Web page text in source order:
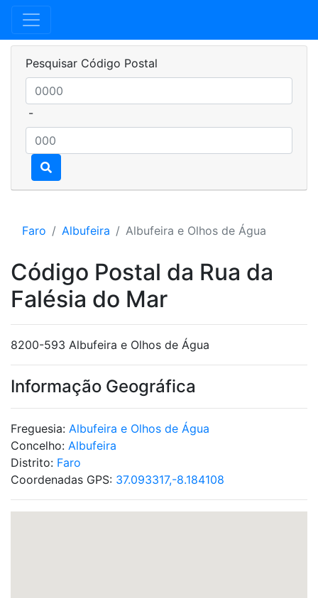
Pesquisar Código Postal
-
Faro Albufeira Albufeira e Olhos de Água
Código Postal da Rua da
Falésia do Mar
8200-593 Albufeira e Olhos de Água
Informação Geográfica
Freguesia: Albufeira e Olhos de Água
Concelho: Albufeira
Distrito: Faro
Coordenadas GPS: 37.093317,-8.184108